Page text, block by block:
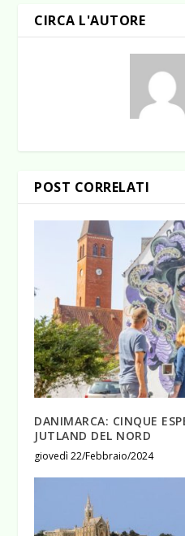
CIRCA L'AUTORE
POST CORRELATI
DANIMARCA: CINQUE
JUTLAND DEL NORD
giovedì 22/Febbraio/2024